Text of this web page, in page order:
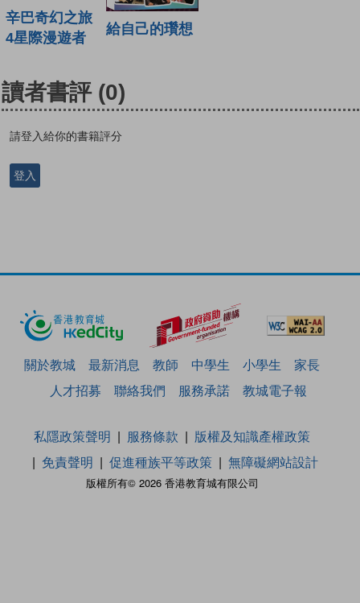
辛巴奇幻之旅
4星際漫遊者
給自己的瓚想
讀者書評 (0)
請登入給你的書籍評分
登入
關於教城 最新消息 教師 中學生 小學生
家長
人才招募
聯絡我們 服務承諾 教城電子報
版權所有© 2026 香港教育城有限公司
私隱政策聲明 服務條款
版權及知識產權政策
免責聲明
促進種族平等政策 無障礙網站設計